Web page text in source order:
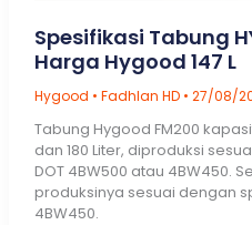
Spesifikasi Tabung
Harga Hygood 147 L
Hygood • Fadhlan HD • 27/08/
Tabung Hygood FM200
dan 180 Liter, diproduksi
DOT 4BW500 atau 4BW450.
produksinya sesuai dengan
4BW450.